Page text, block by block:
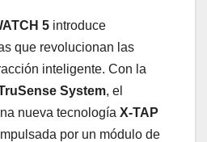
5 introduce
que revolucionan las
inteligente. Con la
System, el
nueva tecnología X-TAP
por un módulo de